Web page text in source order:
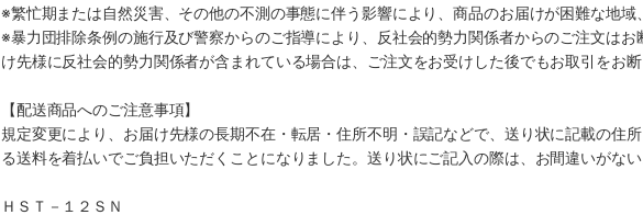
※繁忙期または自然災害、その他の不測の事態に伴う影響により、商品のお届けが困難な地域
※暴力団排除条例の施行及び警察からのご指導により、反社会的勢力関係者からのご注文は
け先様に反社会的勢力関係者が含まれている場合は、ご注文をお受けした後でもお取引をお
【配送商品へのご注意事項】
規定変更により、お届け先様の長期不在・転居・住所不明・誤記などで、送り状に記載の住
る送料を着払いでご負担いただくことになりました。送り状にご記入の際は、お間違いがな
ＨＳＴ－１２ＳＮ